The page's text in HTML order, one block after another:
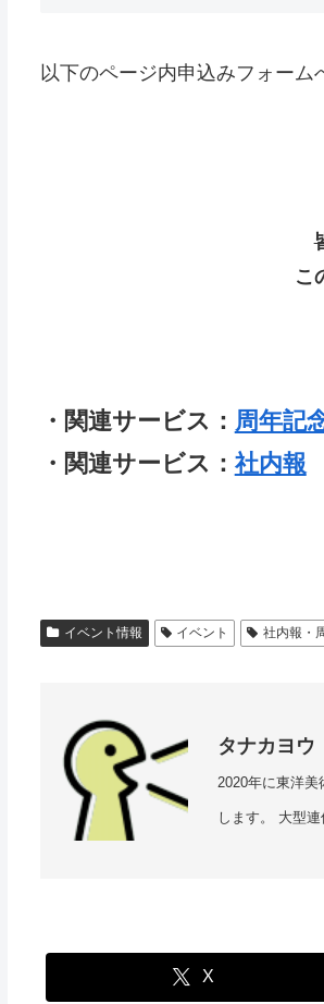
以下のページ内申込みフォーム
こ
・関連サービス： 周年記
・関連サービス： 社内報
イベント情報 イベント 社内報・
タナカヨウ
2020年に東洋
します。 大型
X